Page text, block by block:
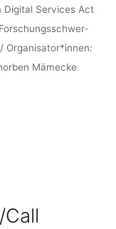
Digital Services Act
Organisator*innen:
Mämecke